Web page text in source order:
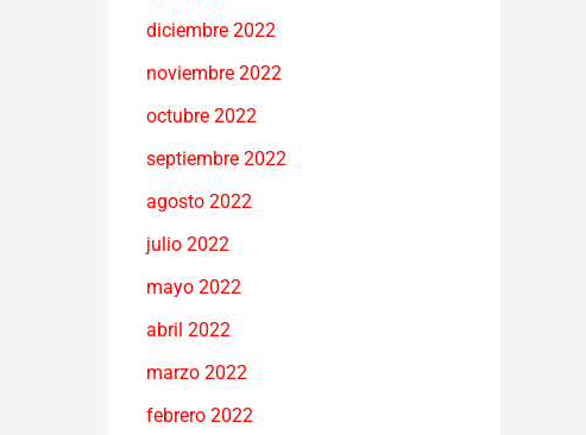
diciembre 2022
noviembre 2022
octubre 2022
septiembre 2022
agosto 2022
julio 2022
mayo 2022
abril 2022
marzo 2022
febrero 2022